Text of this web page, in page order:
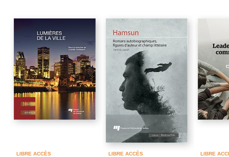
LIBRE ACCÈS LIBRE ACCÈS LIBRE